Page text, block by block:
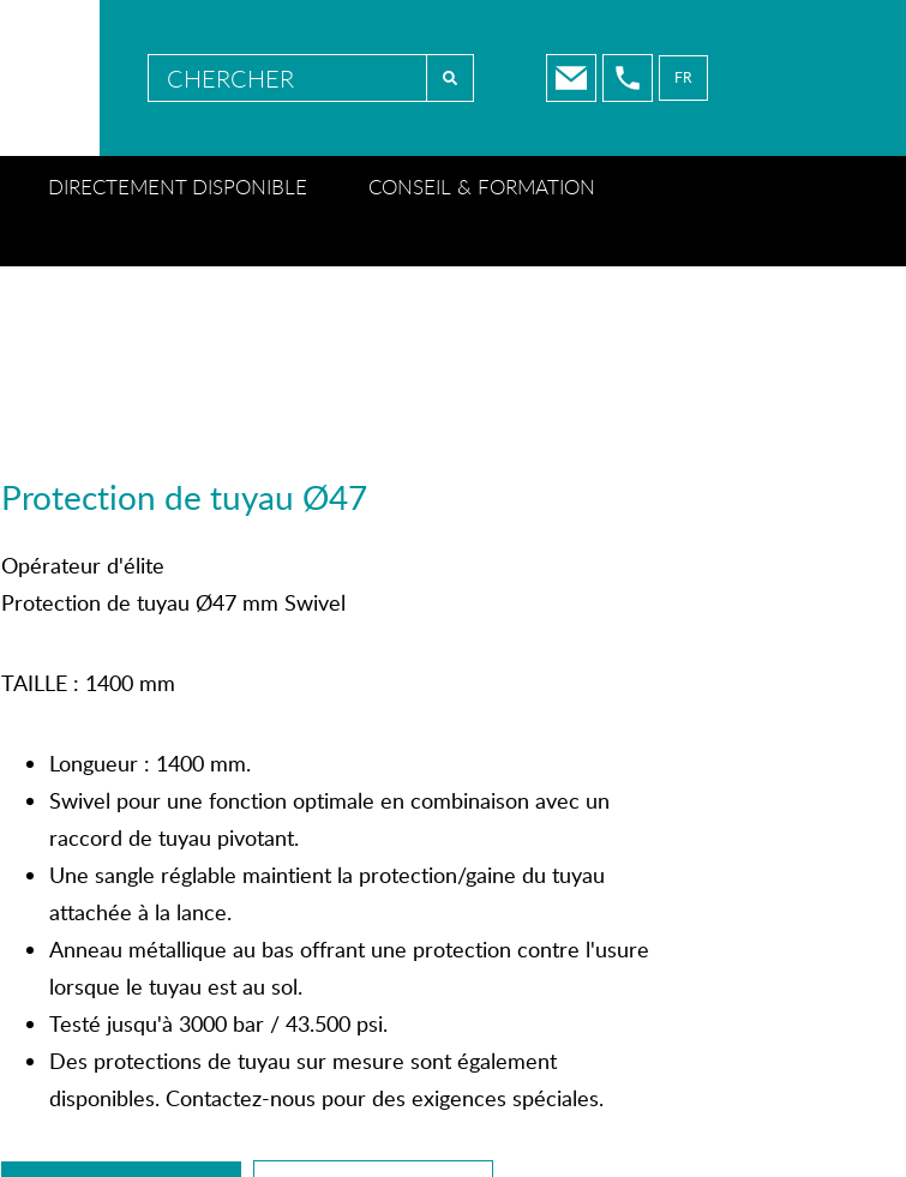
FR
DIRECTEMENT DISPONIBLE
CONSEIL & FORMATION
Protection de tuyau Ø47
Opérateur d'élite
Protection de tuyau Ø47 mm Swivel
TAILLE : 1400 mm
Longueur : 1400 mm.
Swivel pour une fonction optimale en combinaison avec un
raccord de tuyau pivotant.
Une sangle réglable maintient la protection/gaine du tuyau
attachée à la lance.
Anneau métallique au bas offrant une protection contre l'usure
lorsque le tuyau est au sol.
Testé jusqu'à 3000 bar / 43.500 psi.
Des protections de tuyau sur mesure sont également
disponibles. Contactez-nous pour des exigences spéciales.